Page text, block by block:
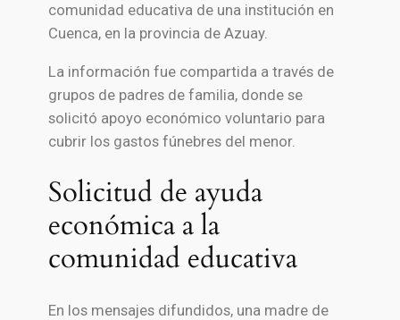
comunidad educativa de una institución en
Cuenca, en la provincia de Azuay.
La información fue compartida a través de
grupos de padres de familia, donde se
solicitó apoyo económico voluntario para
cubrir los gastos fúnebres del menor.
Solicitud de ayuda
económica a la
comunidad educativa
En los mensajes difundidos, una madre de